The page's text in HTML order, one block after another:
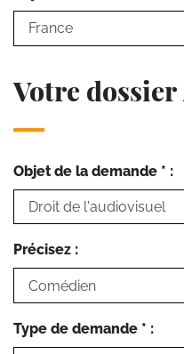
Votre
Objet de la demande * :
Précisez :
Type de demande * :